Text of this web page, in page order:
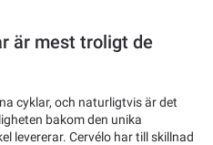
är mest troligt de
cyklar, och naturligtvis är det
bakom den unika
levererar. Cervélo har till skillnad